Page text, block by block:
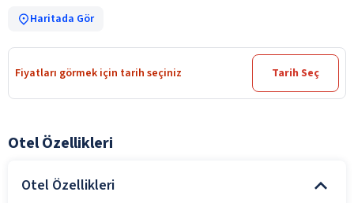
Haritada Gör
Fiyatları görmek için tarih seçiniz Tarih Seç
Otel Özellikleri
Otel Özellikleri